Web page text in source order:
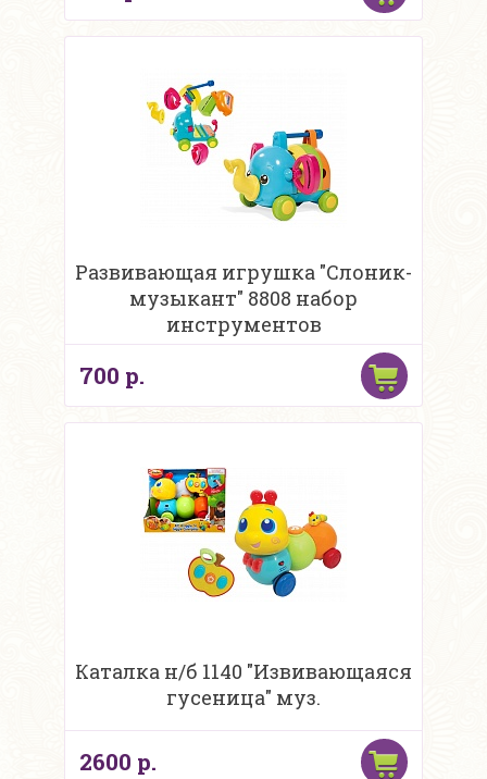
Развивающая игрушка "Слоник-
музыкант" 8808 набор
инструментов
700 р.
Каталка н/б 1140 "Извивающаяся
гусеница" муз.
2600 р.